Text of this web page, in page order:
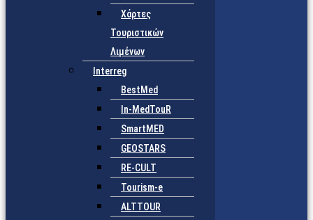
Χάρτες
Τουριστικών
Λιμένων
Interreg
BestMed
In-MedTouR
SmartMED
GEOSTARS
RE-CULT
Tourism-e
ALTTOUR